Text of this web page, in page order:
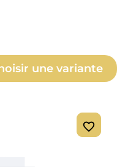
la
une variante